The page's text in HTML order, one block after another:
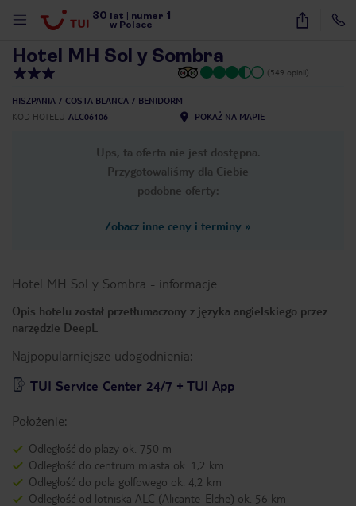
30 lat numer 1
w Polsce
9
Hotel MH Sol y Sombra
(549 opinii)
HISZPANIA COSTA BLANCA
BENIDORM
KOD HOTELU ALC06106 POKAŻ NA MAPIE
Ups, ta oferta nie jest dostępna.
Przygotowaliśmy dla Ciebie
podobne oferty:
Zobacz inne ceny i terminy »
Hotel MH Sol y Sombra - informacje
Opis hotelu został przetłumaczony z języka angielskiego przez
narzędzie DeepL
Najpopularniejsze udogodnienia:
TUI Service Center 24/7 + TUI App
Położenie:
Odległość do plaży ok. 750 m
Odległość do centrum miasta ok. 1,2 km
Odległość do pola golfowego ok. 4,2 km
Odległość od lotniska ALC (Alicante-Elche) ok. 56 km